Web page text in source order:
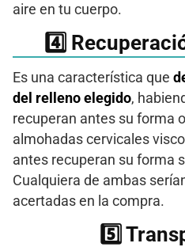
aire en tu cuerpo.
4️⃣
Es una característica que
del relleno elegido,
recuperan antes su forma
almohadas cervicales
antes recuperan su forma
Cualquiera de ambas
acertadas en la compra.
5️⃣